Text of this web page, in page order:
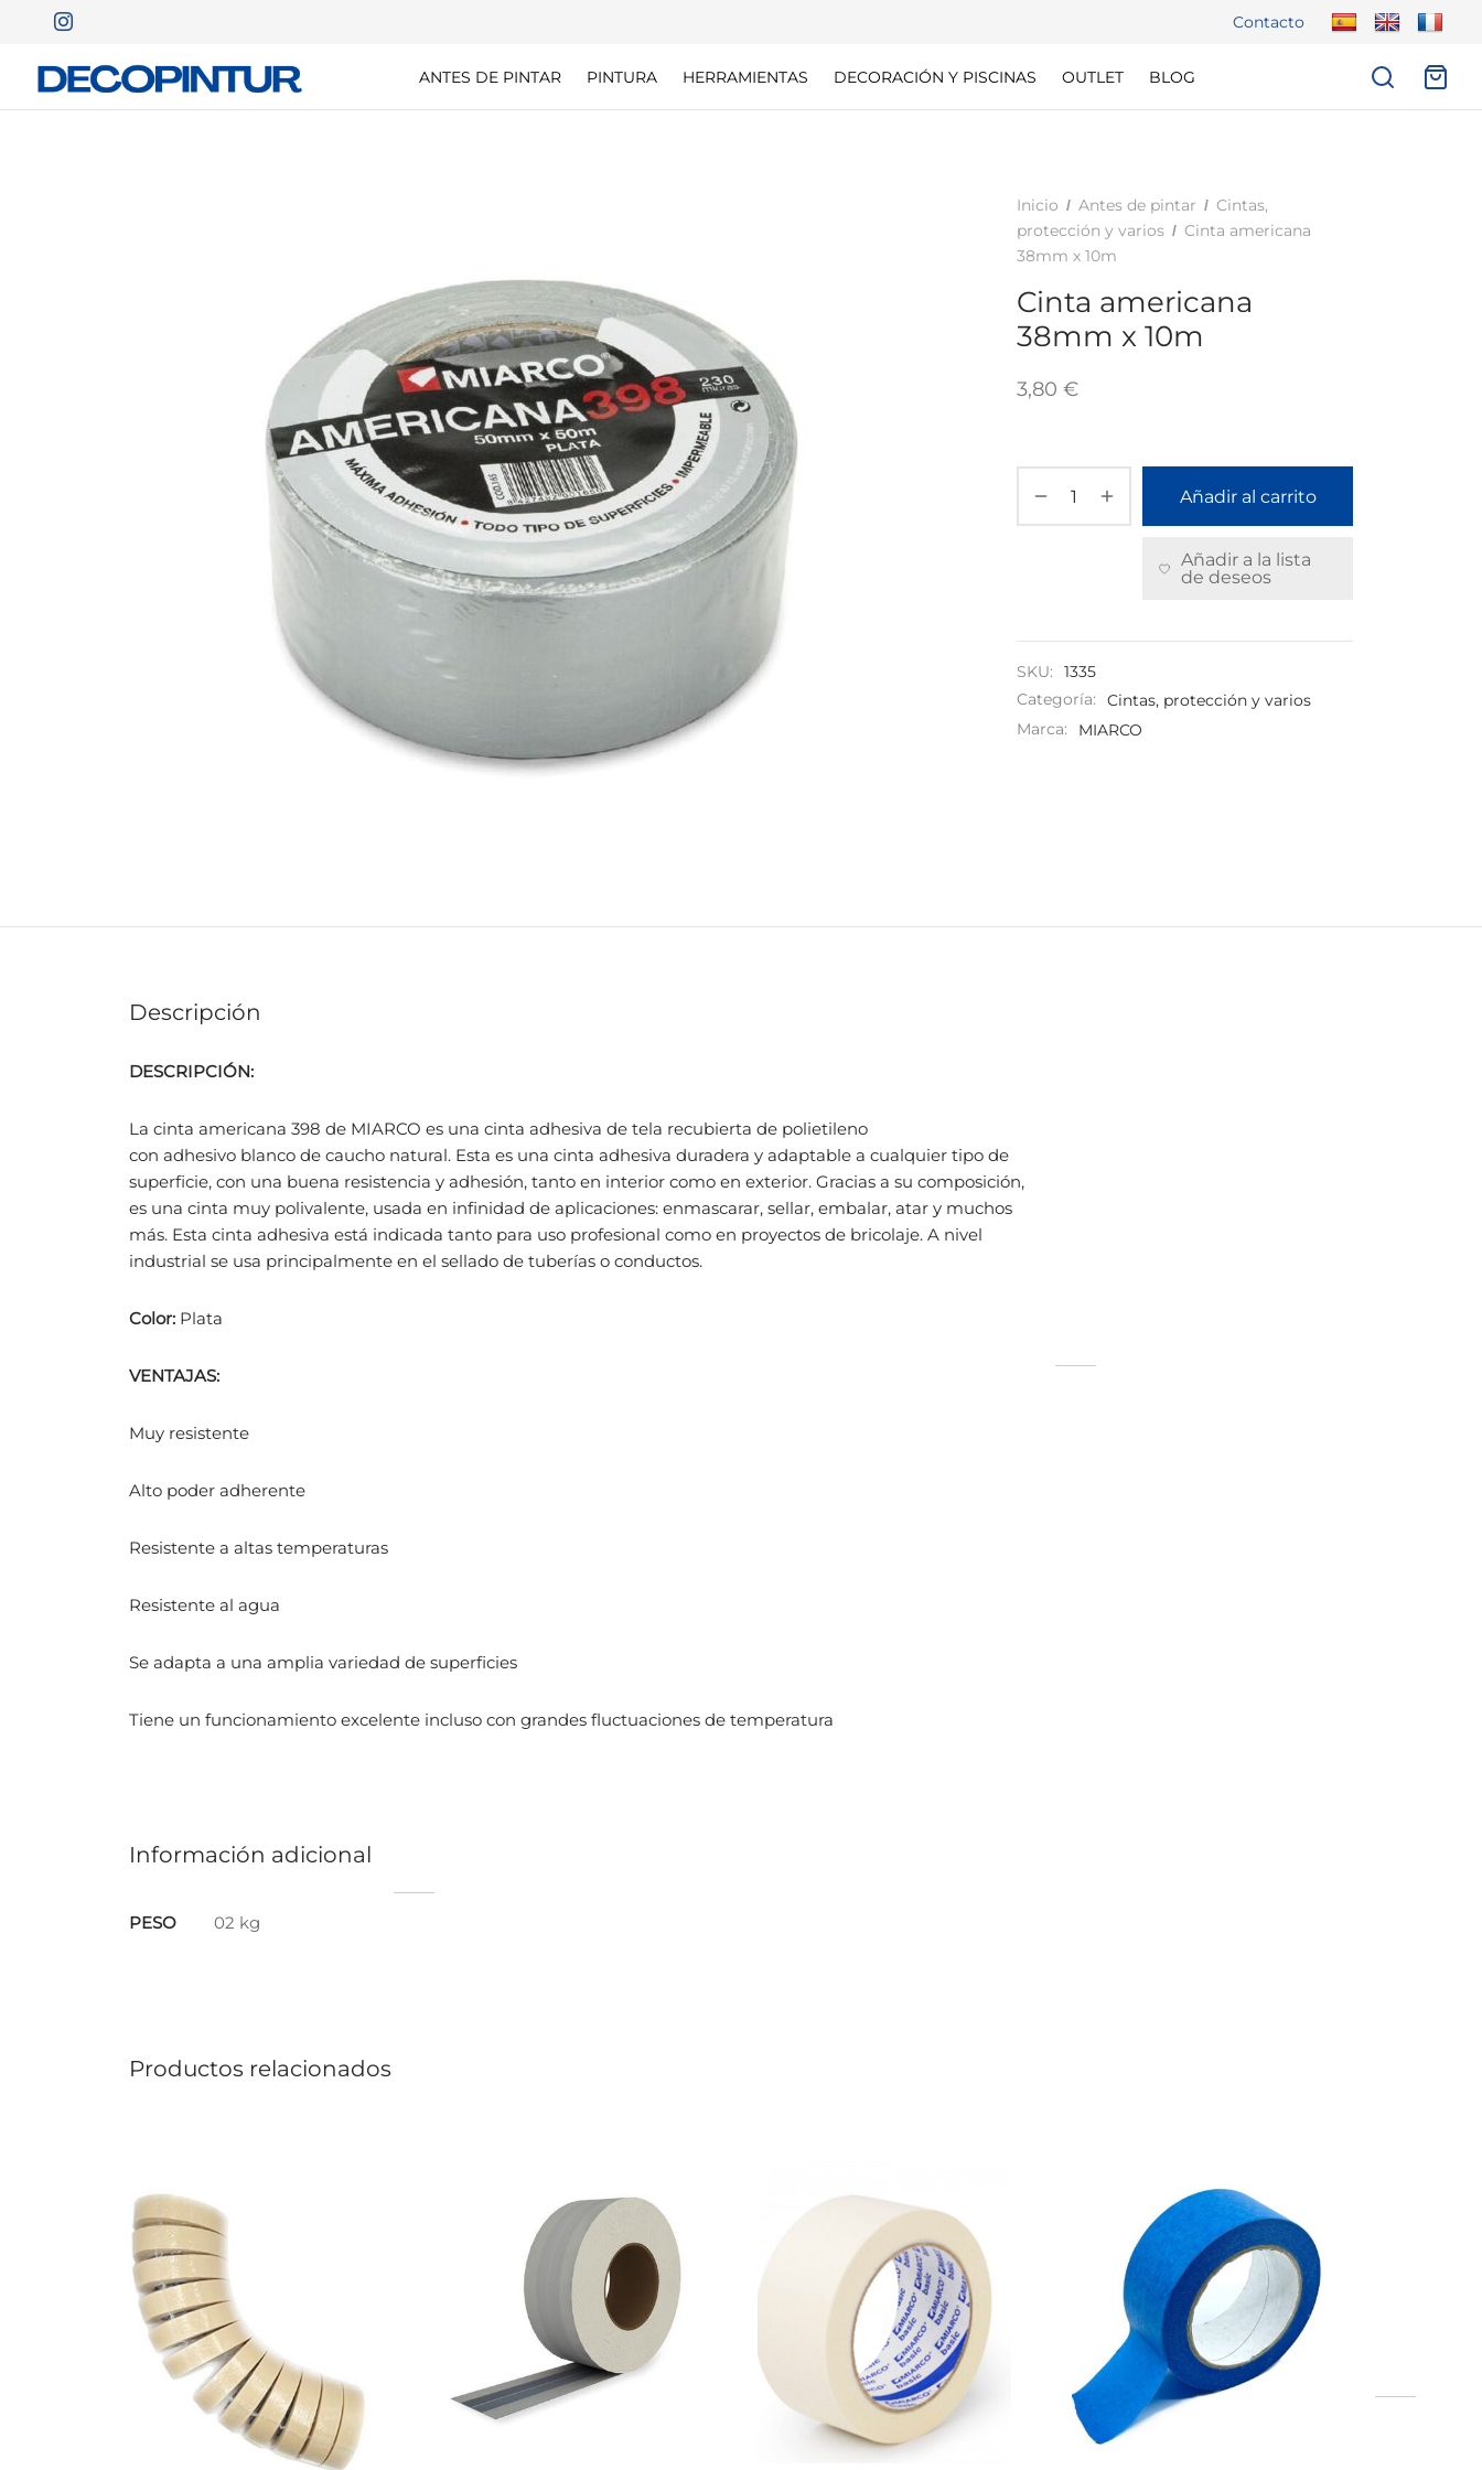
Contacto
ANTES DE PINTAR PINTURA HERRAMIENTAS DECORACIÓN Y PISCINAS OUTLET BLOG
Inicio / Antes de pintar / Cintas,
protección y varios / Cinta americana
38mm x 10m
Cinta americana
38mm x 10m
3,80 €
Añadir al carrito
Añadir a la lista
de deseos
SKU:
1335
Categoría:
Cintas, protección y varios
Marca:
MIARCO
Descripción
DESCRIPCIÓN:
La cinta americana 398 de MIARCO es una cinta adhesiva de tela recubierta de polietileno
con adhesivo blanco de caucho natural. Esta es una cinta adhesiva duradera y adaptable a cualquier tipo de
superficie, con una buena resistencia y adhesión, tanto en interior como en exterior. Gracias a su composición,
es una cinta muy polivalente, usada en infinidad de aplicaciones: enmascarar, sellar, embalar, atar y muchos
más. Esta cinta adhesiva está indicada tanto para uso profesional como en proyectos de bricolaje. A nivel
industrial se usa principalmente en el sellado de tuberías o conductos.
Color: Plata
VENTAJAS:
Muy resistente
Alto poder adherente
Resistente a altas temperaturas
Resistente al agua
Se adapta a una amplia variedad de superficies
Tiene un funcionamiento excelente incluso con grandes fluctuaciones de temperatura
Información adicional
PESO 02 kg
Productos relacionados